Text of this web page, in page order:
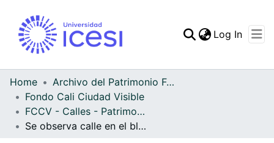
Log In
Home
Archivo del Patrimonio Fotográfico y Fílmico del Valle del Cauca
Fondo Cali Ciudad Visible
FCCV - Calles - Patrimonial
Se observa calle en el bloque inferior